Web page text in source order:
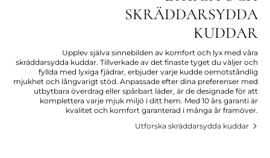
SKRÄDDARSYDDA
KUDDAR
Upplev själva sinnebilden av komfort och lyx med våra
skräddarsydda kuddar. Tillverkade av det finaste tyget du väljer och
fyllda med lyxiga fjädrar, erbjuder varje kudde oemotståndlig
mjukhet och långvarigt stöd. Anpassade efter dina preferenser med
utbytbara överdrag eller spårbart läder, är de designade för att
komplettera varje mjuk miljö i ditt hem. Med 10 års garanti är
kvalitet och komfort garanterad i många år framöver.
Utforska skräddarsydda kuddar